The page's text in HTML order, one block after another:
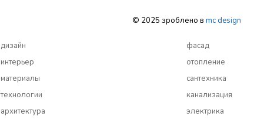
© 2025 зроблено в mc design
дизайн
интерьер
материалы
технологии
архитектура
фасад
отопление
сантехника
канализация
электрика